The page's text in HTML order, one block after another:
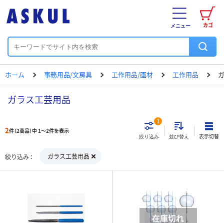
カゴ
メニュー
ホーム 事務用品/文房具 工作用品/画材 工作用品
ガラス工芸用品
2件（2商品）中 1～2件を表示
絞り込み
1
並び替え 表示切替
絞り込み ガラス工芸用品